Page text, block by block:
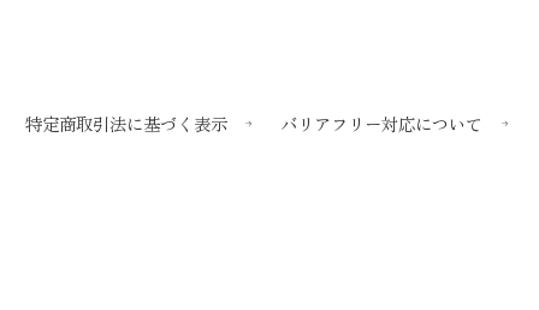
特定商取引法に基づく表示 バリアフリー対応について